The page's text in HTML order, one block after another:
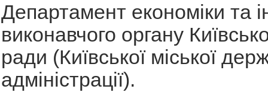
Департамент економіки та
виконавчого органу
ради (Київської міської
адміністрації).